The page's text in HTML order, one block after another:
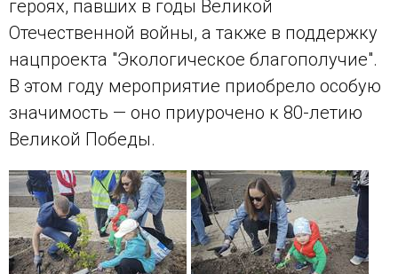
героях, павших в годы Великой
Отечественной войны, а также в поддержку
нацпроекта "Экологическое благополучие".
В этом году мероприятие приобрело особую
значимость — оно приурочено к 80-летию
Великой Победы.